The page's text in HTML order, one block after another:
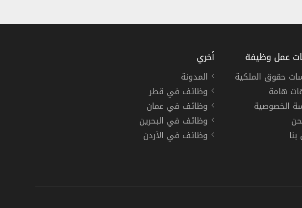
وتقنية ومالية وهندسية
عمل وظيفة
حقوق الملكية
هامة
الخصوصية
أخري
المدونة
وظائف في قطر
وظائف في عمان
وظائف في البحرين
وظائف في الأردن